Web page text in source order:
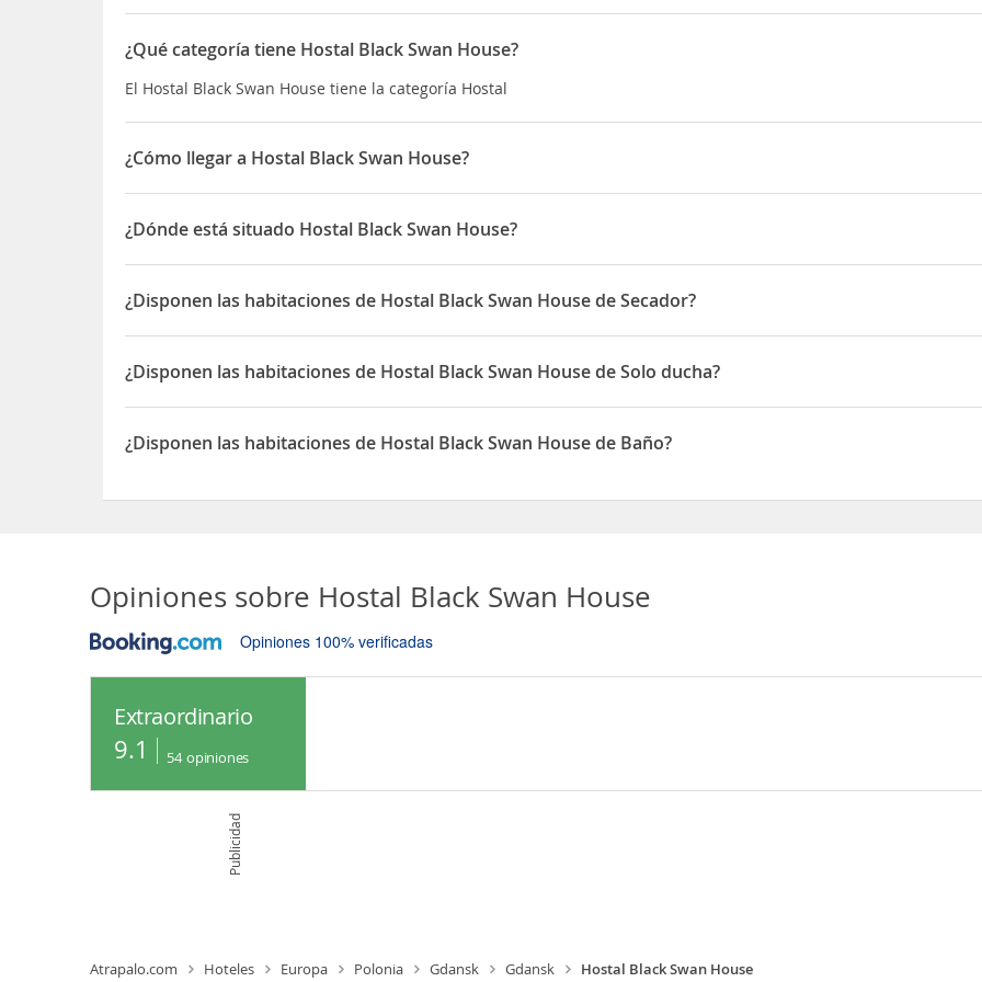
¿Qué categoría tiene Hostal Black Swan House?
El Hostal Black Swan House tiene la categoría Hostal
¿Cómo llegar a Hostal Black Swan House?
Si decides alojarte en Black Swan House, disfrutarás de una fantástica ubicación en el centro de Gdansk, a solo
Ayuntamiento de Gda?sk y Fuente de Neptuno Además, esta casa de huéspedes se encuentra a 0,4 km de Iglesia de
0,6 km de Antiguo ayuntamiento de Gdansk
¿Dónde está situado Hostal Black Swan House?
El Hostal Black Swan House está situado en D?uga 74
¿Disponen las habitaciones de Hostal Black Swan House de Secador?
Sí, las habitaciones del Hostal Black Swan House disponen de Secador
¿Disponen las habitaciones de Hostal Black Swan House de Solo ducha?
Sí, las habitaciones del Hostal Black Swan House disponen de Solo ducha
¿Disponen las habitaciones de Hostal Black Swan House de Baño?
Opiniones sobre Hostal Black Swan House
Opiniones 100% verificadas
Extraordinario
9.1 54 opiniones
Publicidad
Atrapalo.com Hoteles Europa Polonia Gdansk Gdansk Hostal Black Swan House